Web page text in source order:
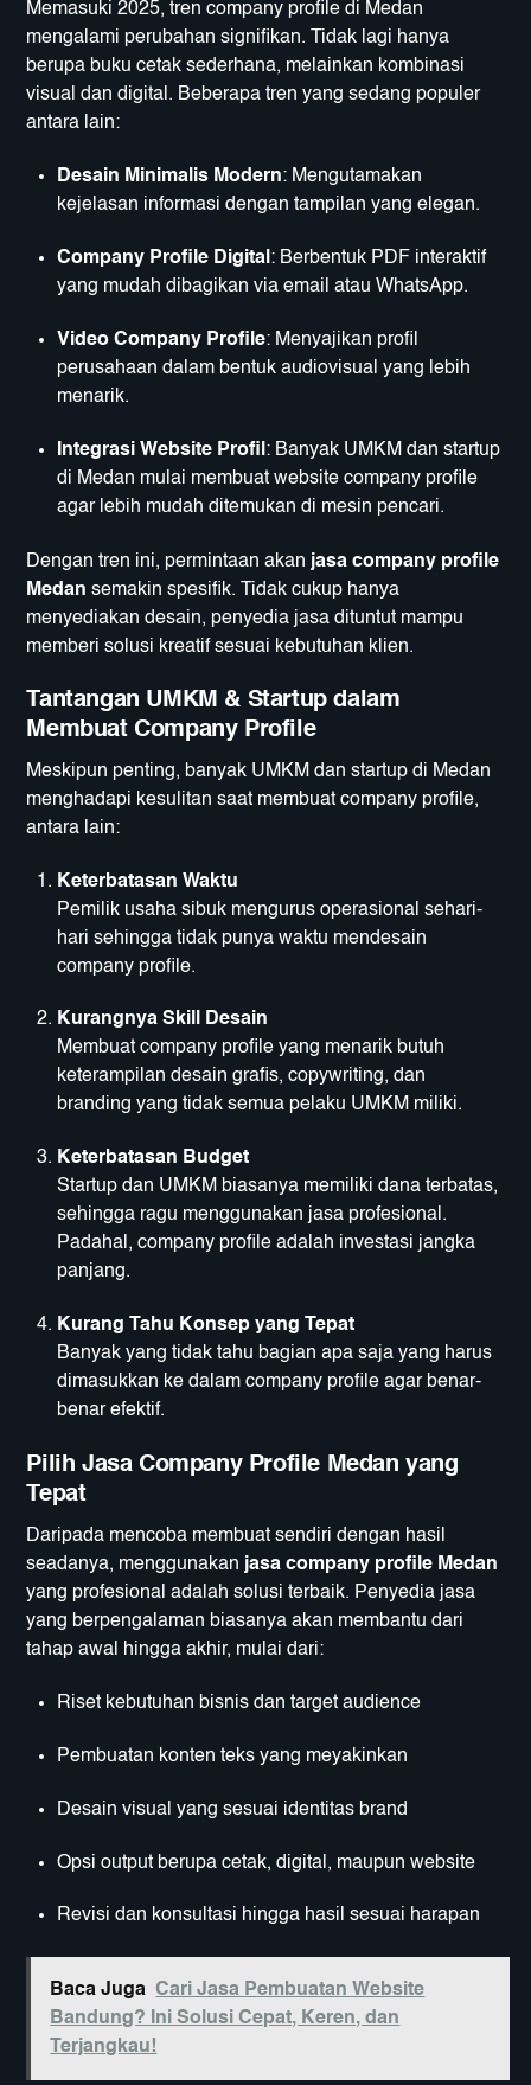
Memasuki 2025, tren company profile di Medan
mengalami perubahan signifikan. Tidak lagi hanya
berupa buku cetak sederhana, melainkan kombinasi
visual dan digital. Beberapa tren yang sedang populer
antara lain:
Desain Minimalis Modern: Mengutamakan
kejelasan informasi dengan tampilan yang elegan.
Company Profile Digital : Berbentuk PDF interaktif
yang mudah dibagikan via email atau WhatsApp.
Video Company Profile: Menyajikan profil
perusahaan dalam bentuk audiovisual yang lebih
menarik.
Integrasi Website Profil : Banyak UMKM dan startup
di Medan mulai membuat website company profile
agar lebih mudah ditemukan di mesin pencari.
Dengan tren ini, permintaan akan jasa company profile
Medan semakin spesifik. Tidak cukup hanya
menyediakan desain, penyedia jasa dituntut mampu
memberi solusi kreatif sesuai kebutuhan klien.
Tantangan UMKM & Startup dalam
Membuat Company Profile
Meskipun penting, banyak UMKM dan startup di Medan
menghadapi kesulitan saat membuat company profile,
antara lain:
Keterbatasan Waktu
Pemilik usaha sibuk mengurus operasional sehari-
hari sehingga tidak punya waktu mendesain
company profile.
Kurangnya Skill Desain
Membuat company profile yang menarik butuh
keterampilan desain grafis, copywriting, dan
branding yang tidak semua pelaku UMKM miliki.
Keterbatasan Budget
Startup dan UMKM biasanya memiliki dana terbatas,
sehingga ragu menggunakan jasa profesional.
Padahal, company profile adalah investasi jangka
panjang.
Kurang Tahu Konsep yang Tepat
Banyak yang tidak tahu bagian apa saja yang harus
dimasukkan ke dalam company profile agar benar-
benar efektif.
Pilih Jasa Company Profile Medan yang
Tepat
Daripada mencoba membuat sendiri dengan hasil
seadanya, menggunakan jasa company profile Medan
yang profesional adalah solusi terbaik. Penyedia jasa
yang berpengalaman biasanya akan membantu dari
tahap awal hingga akhir, mulai dari:
Riset kebutuhan bisnis dan target audience
Pembuatan konten teks yang meyakinkan
Desain visual yang sesuai identitas brand
Opsi output berupa cetak, digital, maupun website
Revisi dan konsultasi hingga hasil sesuai harapan
Baca Juga Cari Jasa Pembuatan Website
Bandung? Ini Solusi Cepat, Keren, dan
Terjangkau!